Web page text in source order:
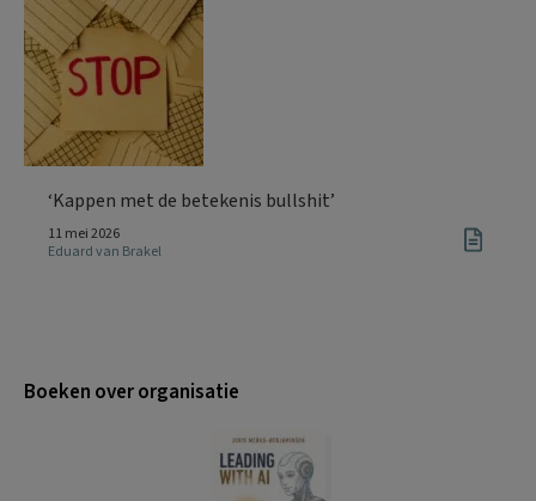
‘Kappen met de betekenis bullshit’
11 mei 2026
Eduard van Brakel
Boeken over organisatie